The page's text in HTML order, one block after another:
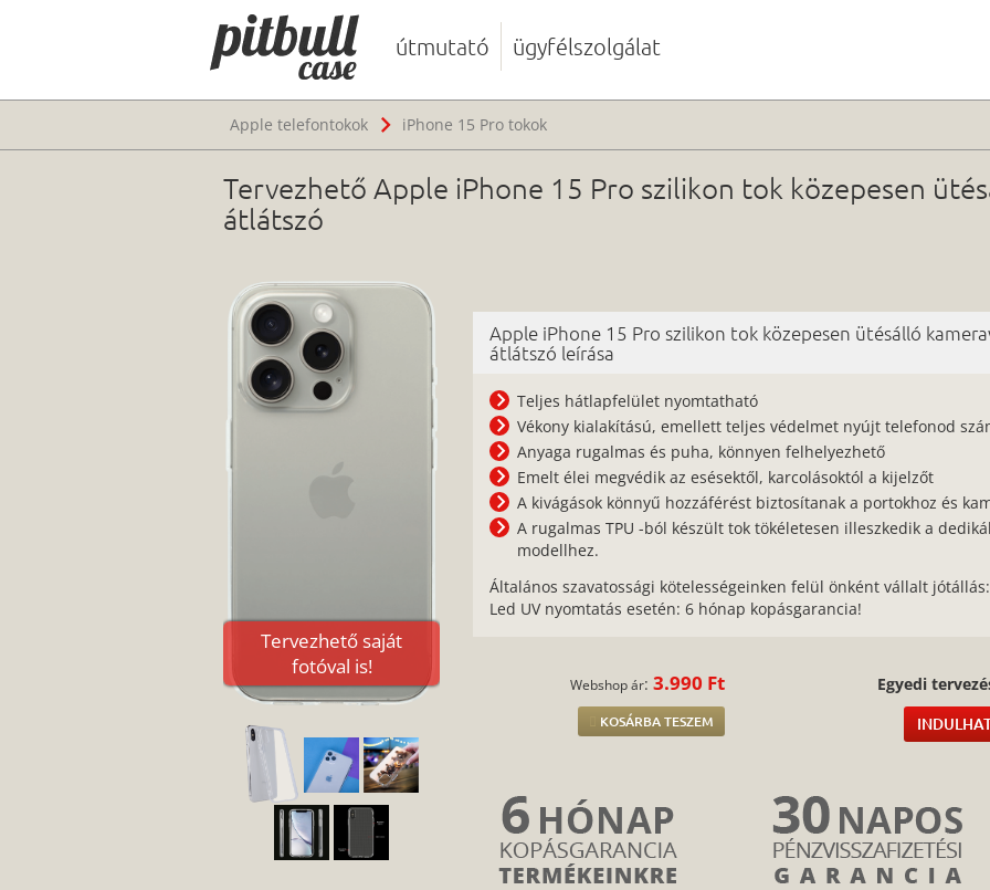
útmutató ügyfélszolgálat
Apple telefontokok iPhone 15 Pro tokok
Tervezhető Apple iPhone 15 Pro szilikon tok közepesen
átlátszó
Tervezhető saját
fotóval is!
Apple iPhone 15 Pro szilikon tok közepesen ütésálló
átlátszó leírása
Teljes hátlapfelület nyomtatható
Vékony kialakítású, emellett teljes védelmet nyújt telefonod
Anyaga rugalmas és puha, könnyen felhelyezhető
Emelt élei megvédik az esésektől, karcolásoktól a kijelzőt
A kivágások könnyű hozzáférést biztosítanak a portokhoz és
A rugalmas TPU -ból készült tok tökéletesen illeszkedik a
modellhez.
Általános szavatossági kötelességeinken felül önként vállalt jótállás:
Led UV nyomtatás esetén: 6 hónap kopásgarancia!
Webshop ár:3.990 Ft
KOSÁRBA TESZEM
Egyedi